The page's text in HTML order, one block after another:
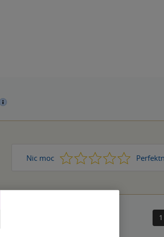
Nic moc 1 2 3 4 5
1